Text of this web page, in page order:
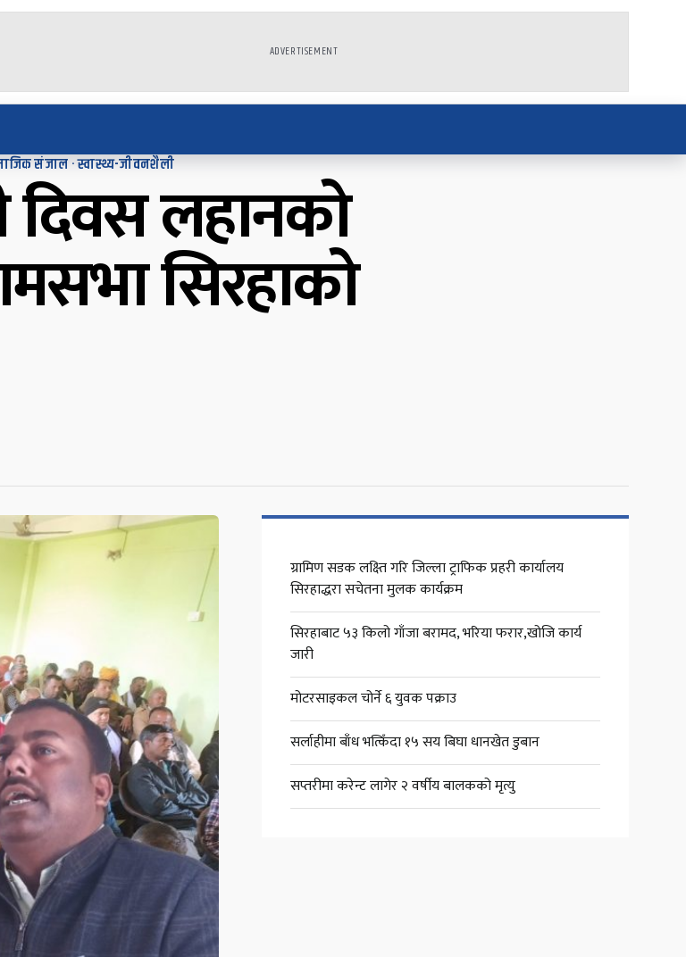
ADVERTISEMENT
संजाल·स्वास्थ्य-जीवनशैलीलहानको
सिरहाको
ग्रामिण सडक लक्ष्ति गरि जिल्ला ट्राफिक प्रहरी कार्यालय
सिरहाद्धरा सचेतना मुलक कार्यक्रम
सिरहाबाट ५३ किलो गाँजा बरामद, भरिया फरार,खोजि कार्य
जारी
मोटरसाइकल चोर्ने ६ युवक पक्राउ
सर्लाहीमा बाँध भत्किँदा १५ सय बिघा धानखेत डुबान
सप्तरीमा करेन्ट लागेर २ वर्षीय बालकको मृत्यु